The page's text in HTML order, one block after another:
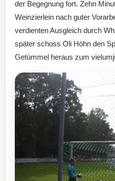
der Begegnung fort. Zehn
Weinzierlein nach guter
verdienten Ausgleich durch
später schoss Oli Höhn den
Getümmel heraus zum